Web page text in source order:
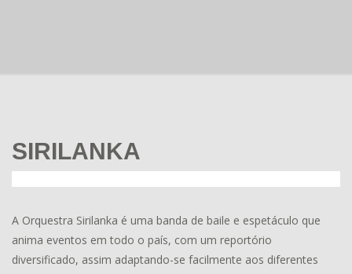
SIRILANKA
A Orquestra Sirilanka é uma banda de baile e espetáculo que
anima eventos em todo o país, com um reportório
diversificado, assim adaptando-se facilmente aos diferentes